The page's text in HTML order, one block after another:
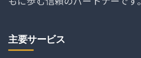
主要サービス